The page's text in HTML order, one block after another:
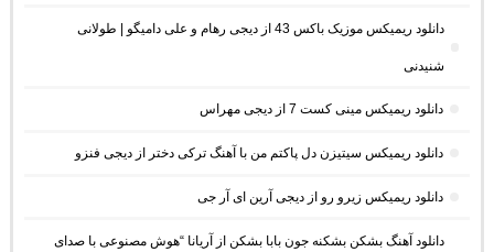
دانلود ریمیکس موزیک باکس 43 از دیجی رهام و علی دامیگو | طولانی
شنیدنی
دانلود ریمیکس مینی کست 7 از دیجی مهراس
دانلود ریمیکس سیتیزن دل پاکتم من با آهنگ ترکی دختر از دیجی فنزو
دانلود ریمیکس زیرو رو از دیجی آرین ای آر جی
دانلود آهنگ بشکن بشکنه جون بابا بشکن از آریانا “هوش مصنوعی با صدای